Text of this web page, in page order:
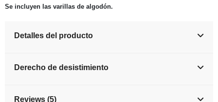
Se incluyen las varillas de algodón.
Detalles del producto
Derecho de desistimiento
Reviews (5)